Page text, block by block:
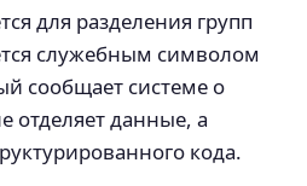
для разделения групп
служебным символом
сообщает системе о
отделяет данные, а
кода.